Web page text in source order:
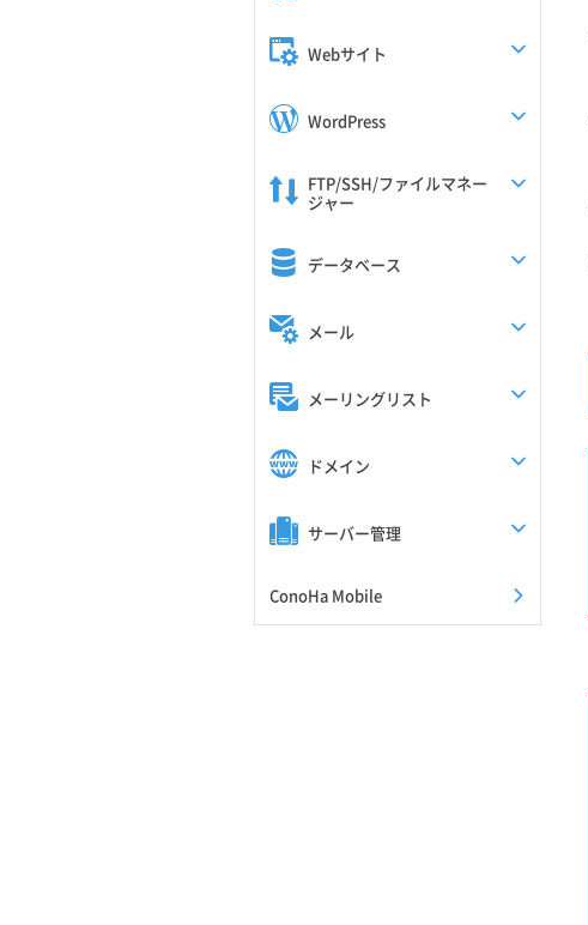
Webサイト
WordPress
FTP/SSH/ファイルマネー
ジャー
データベース
メール
メーリングリスト
ドメイン
サーバー管理
ConoHa Mobile